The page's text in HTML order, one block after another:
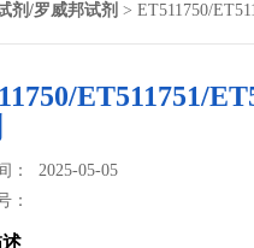
剂/罗威邦试剂 > ET511750/
ET511751/
： 2025-05-05
：